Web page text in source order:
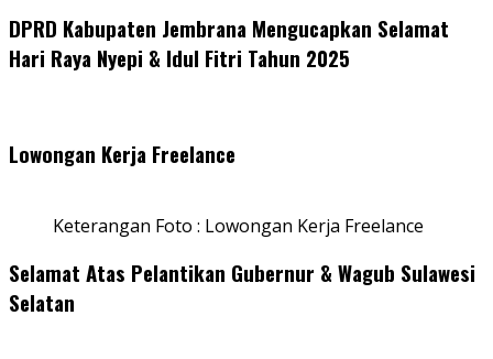
DPRD Kabupaten Jembrana Mengucapkan Selamat
Hari Raya Nyepi & Idul Fitri Tahun 2025
Lowongan Kerja Freelance
Keterangan Foto : Lowongan Kerja Freelance
Selamat Atas Pelantikan Gubernur & Wagub Sulawesi
Selatan